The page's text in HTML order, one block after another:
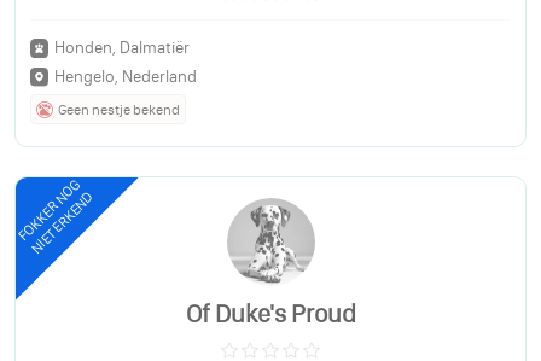
Honden, Dalmatiër
Hengelo, Nederland
Geen nestje bekend
FOKKER NOG
NIET ERKEND
Of Duke's Proud